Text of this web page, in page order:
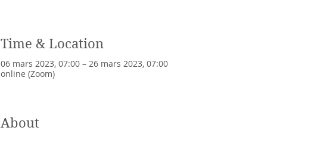
Time & Location
06 mars 2023, 07:00 – 26 mars 2023, 07:00
online (Zoom)
About